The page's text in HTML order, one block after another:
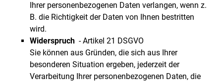
Ihrer personenbezogenen Daten verlangen, wenn z.
B. die Richtigkeit der Daten von Ihnen bestritten
wird.
Widerspruch - Artikel 21 DSGVO
Sie können aus Gründen, die sich aus Ihrer
besonderen Situation ergeben, jederzeit der
Verarbeitung Ihrer personenbezogenen Daten, die